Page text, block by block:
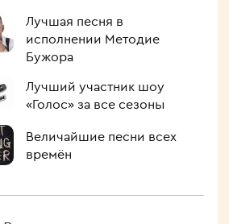
Лучшая песня в
исполнении Методие
Бужора
Лучший участник шоу
«Голос» за все сезоны
Величайшие песни всех
времён